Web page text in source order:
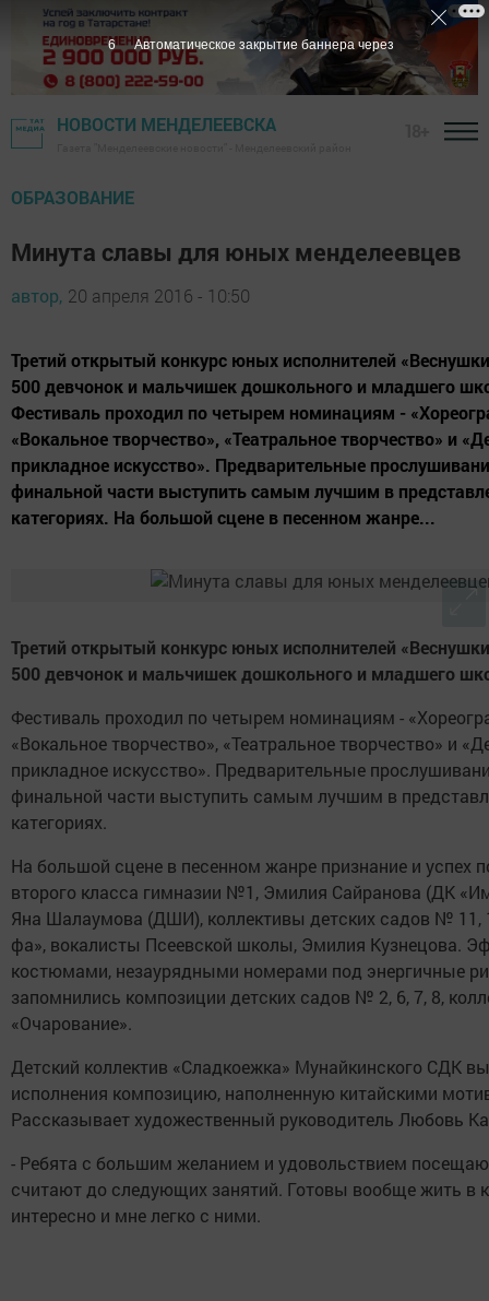
НОВОСТИ МЕНДЕЛЕЕВСКА
ОБРАЗОВАНИЕ
Минута славы для юных менделеевцев
автор, 20 апреля 2016 - 10:50
Третий открытый конкурс юных исполнителей
500 девчонок и мальчишек дошкольного и младшего
Фестиваль проходил по четырем номинациям -
«Вокальное творчество», «Театральное творчество» и
прикладное искусство». Предварительные
финальной части выступить самым лучшим в
категориях. На большой сцене в песенном жанре...
Третий открытый конкурс юных исполнителей
500 девчонок и мальчишек дошкольного и младшего
Фестиваль проходил по четырем номинациям -
«Вокальное творчество», «Театральное творчество» и
прикладное искусство». Предварительные
финальной части выступить самым лучшим в
категориях.
На большой сцене в песенном жанре признание и успех
второго класса гимназии №1, Эмилия Сайранова (ДК
Яна Шалаумова (ДШИ), коллективы детских садов № 11,
фа», вокалисты Псеевской школы, Эмилия Кузнецова.
костюмами, незаурядными номерами под энергичные
запомнились композиции детских садов № 2, 6, 7, 8,
«Очарование».
Детский коллектив «Сладкоежка» Мунайкинского СДК
исполнения композицию, наполненную китайскими
Рассказывает художественный руководитель Любовь
- Ребята с большим желанием и удовольствием
считают до следующих занятий. Готовы вообще жить в
интересно и мне легко с ними.
5 Автоматическое закрытие баннера через